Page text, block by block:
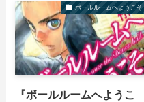
ボールルームへようこそ
『ボールルームへようこ